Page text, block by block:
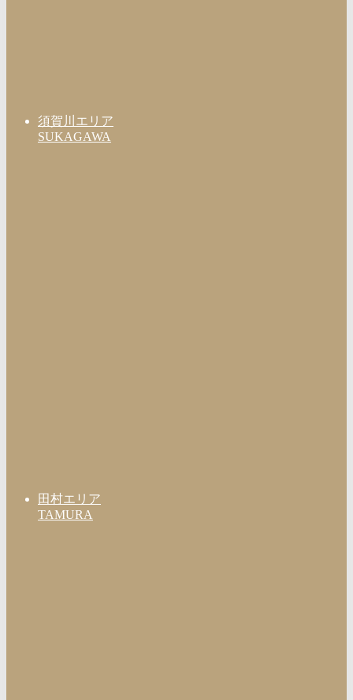
須賀川エリア
SUKAGAWA
田村エリア
TAMURA